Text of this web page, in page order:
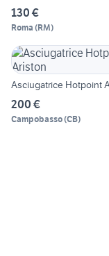
130 €
Roma (RM)
Asciugatrice Hotpoint
200 €
Campobasso(CB)